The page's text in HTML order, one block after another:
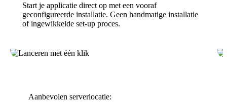
Start je applicatie direct op met een vooraf
geconfigureerde installatie. Geen handmatige installatie
of ingewikkelde set-up proces.
Aanbevolen serverlocatie: